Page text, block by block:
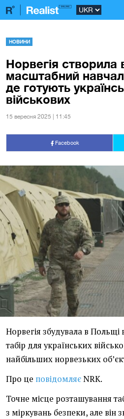
НОВИНИ
Норвегія створила
масштабний
де готують
військових
15 вересня 2025 | 11:45
Facebook
Норвегія збудувала в
табір для українських
найбільших норвезьких
Про це повідомляєNRK.
Точне місце розташування
з міркувань безпеки, але він